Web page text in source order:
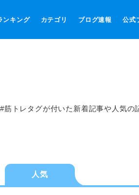
ンキング カテゴリ ブログ速報 公式
筋トレタグが付いた新着記事や人気の
人気